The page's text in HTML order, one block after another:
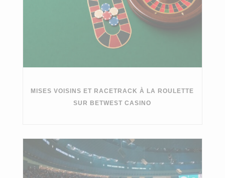
MISES VOISINS ET RACETRACK À LA ROULETTE
SUR BETWEST CASINO